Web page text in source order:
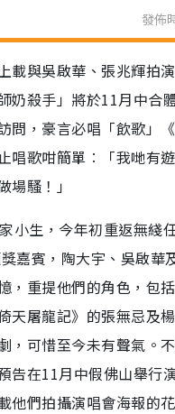
發佈
載與吳啟華、張兆輝拍
奶殺手」將於11月中合
問，豪言必唱「飲歌」
唱歌咁簡單︰「我哋有
場騷！」
小生，今年初重返無綫
嘉賓，陶大宇、吳啟華
，重提他們的角色，包
天屠龍記》的張無忌及
，可惜至今未有聲氣。
告在11月中假佛山舉行
他們拍攝演唱會海報的